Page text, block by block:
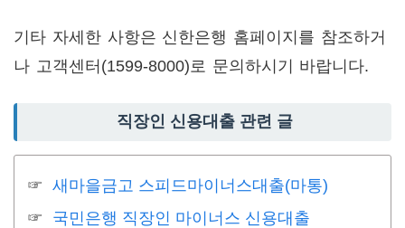
기타 자세한 사항은 신한은행 홈페이지를 참조하거
나 고객센터(1599-8000)로 문의하시기 바랍니다.
직장인 신용대출 관련 글
새마을금고 스피드마이너스대출(마통)
국민은행 직장인 마이너스 신용대출